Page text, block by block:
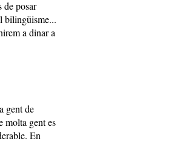
de posar
bilingüisme...
a dinar a
gent de
molta gent es
En